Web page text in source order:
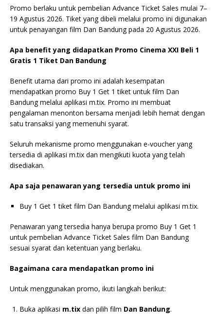
Promo berlaku untuk pembelian Advance Ticket Sales mulai 7–
19 Agustus 2026. Tiket yang dibeli melalui promo ini digunakan
untuk penayangan film Dan Bandung pada 20 Agustus 2026.
Apa benefit yang didapatkan Promo Cinema XXI Beli 1
Gratis 1 Tiket Dan Bandung
Benefit utama dari promo ini adalah kesempatan
mendapatkan promo Buy 1 Get 1 tiket untuk film Dan
Bandung melalui aplikasi m.tix. Promo ini membuat
pengalaman menonton bersama menjadi lebih hemat dengan
satu transaksi yang memenuhi syarat.
Seluruh mekanisme promo menggunakan e-voucher yang
tersedia di aplikasi m.tix dan mengikuti kuota yang telah
disediakan.
Apa saja penawaran yang tersedia untuk promo ini
Buy 1 Get 1 tiket film Dan Bandung melalui aplikasi m.tix.
Penawaran yang tersedia hanya berupa promo Buy 1 Get 1
untuk pembelian Advance Ticket Sales film Dan Bandung
sesuai syarat dan ketentuan yang berlaku.
Bagaimana cara mendapatkan promo ini
Untuk menggunakan promo, ikuti langkah berikut:
Buka aplikasi m.tix dan pilih film Dan Bandung.